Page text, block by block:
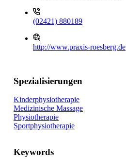
(02421) 880189
http://www.praxis-roesberg.de
Spezialisierungen
Kinderphysiotherapie
Medizinische Massage
Physiotherapie
Sportphysiotherapie
Keywords